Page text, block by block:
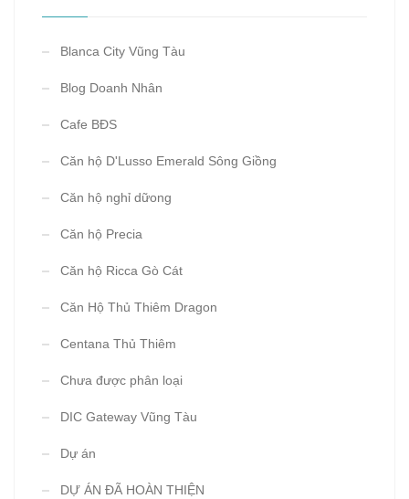
Blanca City Vũng Tàu
Blog Doanh Nhân
Cafe BĐS
Căn hộ D'Lusso Emerald Sông Giồng
Căn hộ nghỉ dữong
Căn hộ Precia
Căn hộ Ricca Gò Cát
Căn Hộ Thủ Thiêm Dragon
Centana Thủ Thiêm
Chưa được phân loại
DIC Gateway Vũng Tàu
Dự án
DỰ ÁN ĐÃ HOÀN THIỆN